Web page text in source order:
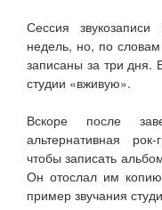
Сессия
недель, но, по
записаны за три дня.
студии «вживую».
Вскоре после
альтернативная
чтобы записать
Он отослал им
пример звучания